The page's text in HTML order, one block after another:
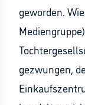
geworden.
gezwungen,